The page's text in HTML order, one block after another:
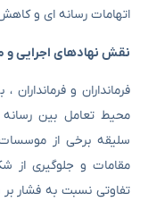
اتهامات رسانه ای و
نقش نهادهای اجرایی
فرمانداران و
محیط تعامل بین
سلیقه برخی از
مقامات و جلوگیری از
تفاوتی نسبت به فشار